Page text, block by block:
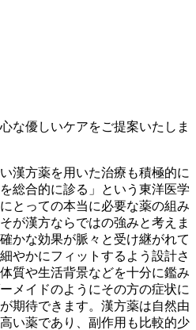
な優しいケアをご提案いたしま
漢方薬を用いた治療も積極的に
総合的に診る」という東洋医学
とっての本当に必要な薬の組み
が漢方ならではの強みと考えま
かな効果が脈々と受け継がれて
やかにフィットするよう設計さ
質や生活背景などを十分に鑑み
メイドのようにその方の症状に
期待できます。漢方薬は自然由
い薬であり、副作用も比較的少